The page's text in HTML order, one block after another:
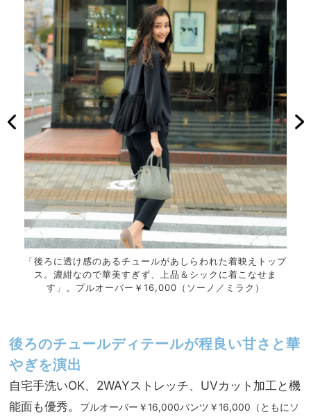
「後ろに透け感のあるチュールがあしらわれた着映えトップ
ス。濃紺なので華美すぎず、上品＆シックに着こなせま
す」。プルオーバー￥16,000（ソーノ／ミラク）
後ろのチュールディテールが程良い甘さと華
やぎを演出
自宅手洗いOK、2WAYストレッチ、UVカット加工と機
能面も優秀。
プルオーバー￥16,000パンツ￥16,000（ともにソ